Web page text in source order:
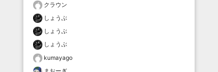
クラウン
しょうぶ
しょうぶ
しょうぶ
kumayago